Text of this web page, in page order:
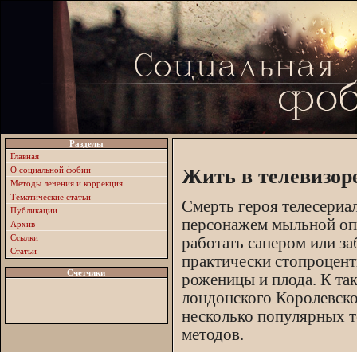
Разделы
Главная
О социальной фобии
Методы лечения и коррекция
Тематические статьи
Публикации
Архив
Ссылки
Статьи
Счетчики
Жить в
Смерть героя
персонажем мыльной
работать сапером или
практически
роженицы и плода. К
лондонского
несколько популярных
методов.